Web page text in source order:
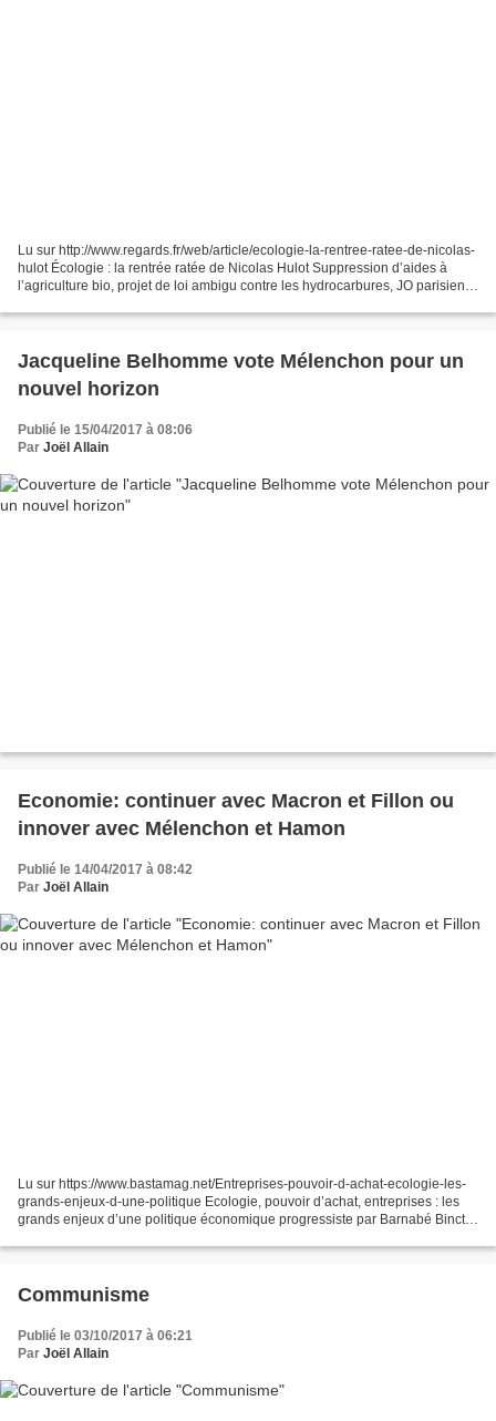
Lu sur http://www.regards.fr/web/article/ecologie-la-rentree-ratee-de-nicolas-
hulot Écologie : la rentrée ratée de Nicolas Hulot Suppression d’aides à
l’agriculture bio, projet de loi ambigu contre les hydrocarbures, JO parisiens,
Jacqueline Belhomme vote Mélenchon pour un
nouvel horizon
Publié le 15/04/2017 à 08:06
Par Joël Allain
Economie: continuer avec Macron et Fillon ou
innover avec Mélenchon et Hamon
Publié le 14/04/2017 à 08:42
Par Joël Allain
Lu sur https://www.bastamag.net/Entreprises-pouvoir-d-achat-ecologie-les-
grands-enjeux-d-une-politique Ecologie, pouvoir d’achat, entreprises : les
grands enjeux d’une politique économique progressiste par Barnabé Binctin
Communisme
Publié le 03/10/2017 à 06:21
Par Joël Allain